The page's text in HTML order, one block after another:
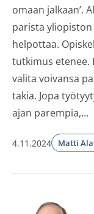
omaan jalkaan’.
parista yliopiston
helpottaa.
tutkimus etenee.
valita voivansa
takia. Jopa
ajan parempia,...
4.11.2024 Matti